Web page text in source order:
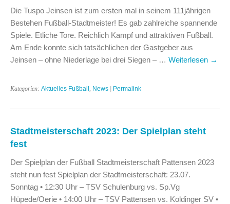
Die Tuspo Jeinsen ist zum ersten mal in seinem 111jährigen
Bestehen Fußball-Stadtmeister! Es gab zahlreiche spannende
Spiele. Etliche Tore. Reichlich Kampf und attraktiven Fußball.
Am Ende konnte sich tatsächlichen der Gastgeber aus
Jeinsen – ohne Niederlage bei drei Siegen – … Weiterlesen →
Kategorien: Aktuelles Fußball News | Permalink
Stadtmeisterschaft 2023: Der Spielplan steht
fest
Der Spielplan der Fußball Stadtmeisterschaft Pattensen 2023
steht nun fest Spielplan der Stadtmeisterschaft: 23.07.
Sonntag • 12:30 Uhr – TSV Schulenburg vs. Sp.Vg
Hüpede/Oerie • 14:00 Uhr – TSV Pattensen vs. Koldinger SV •